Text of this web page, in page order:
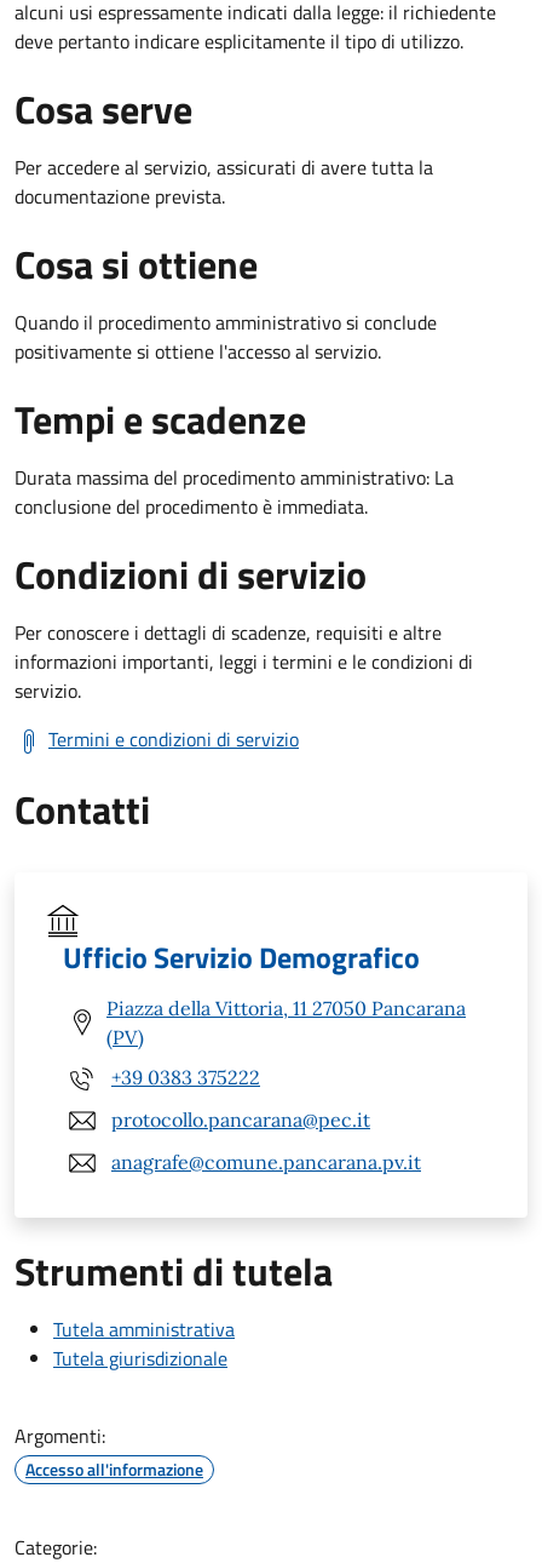
alcuni usi espressamente indicati dalla legge: il richiedente
deve pertanto indicare esplicitamente il tipo di utilizzo.
Cosa serve
Per accedere al servizio, assicurati di avere tutta la
documentazione prevista.
Cosa si ottiene
Quando il procedimento amministrativo si conclude
positivamente si ottiene l'accesso al servizio.
Tempi e scadenze
Durata massima del procedimento amministrativo: La
conclusione del procedimento è immediata.
Condizioni di servizio
Per conoscere i dettagli di scadenze, requisiti e altre
informazioni importanti, leggi i termini e le condizioni di
servizio.
Termini e condizioni di servizio
Contatti
Ufficio Servizio Demografico
Piazza della Vittoria, 11 27050 Pancarana
(PV)
+39 0383 375222
protocollo.pancarana@pec.it
anagrafe@comune.pancarana.pv.it
Strumenti di tutela
Tutela amministrativa
Tutela giurisdizionale
Argomenti:
Accesso all'informazione
Categorie: